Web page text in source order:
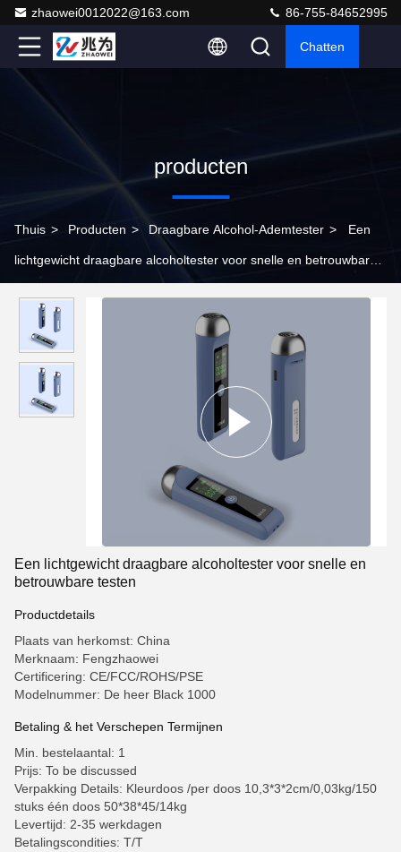
zhaowei0012022@163.com 86-755-84652995
Chatten
producten
Thuis > Producten > Draagbare Alcohol-Ademtester > Een
lichtgewicht draagbare alcoholtester voor snelle en betrouwbare
Een lichtgewicht draagbare alcoholtester voor snelle en
betrouwbare testen
Productdetails
Plaats van herkomst: China
Merknaam: Fengzhaowei
Certificering: CE/FCC/ROHS/PSE
Modelnummer: De heer Black 1000
Betaling & het Verschepen Termijnen
Min. bestelaantal: 1
Prijs: To be discussed
Verpakking Details: Kleurdoos /per doos 10,3*3*2cm/0,03kg/150
stuks één doos 50*38*45/14kg
Levertijd: 2-35 werkdagen
Betalingscondities: T/T